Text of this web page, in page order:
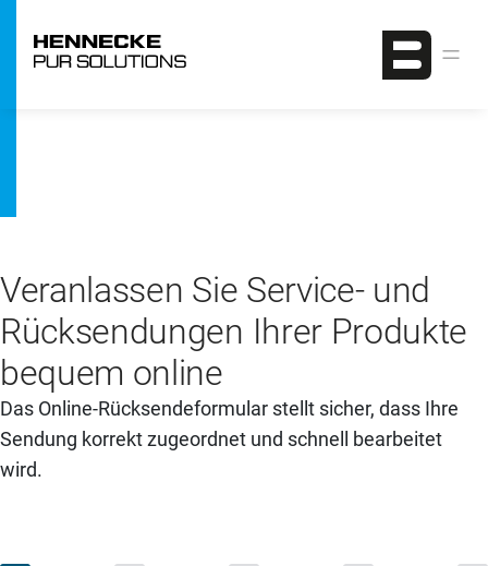
Veranlassen Sie Service- und
Rücksendungen Ihrer Produkte
bequem online
Das Online-Rücksendeformular stellt sicher, dass Ihre
Sendung korrekt zugeordnet und schnell bearbeitet
wird.